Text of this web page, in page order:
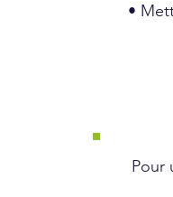
•
Pour